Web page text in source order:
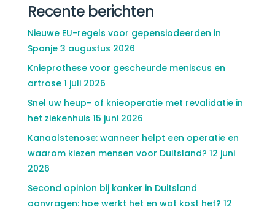
Recente berichten
Nieuwe EU-regels voor gepensiodeerden in
Spanje 3 augustus 2026
Knieprothese voor gescheurde meniscus en
artrose 1 juli 2026
Snel uw heup- of knieoperatie met revalidatie in
het ziekenhuis 15 juni 2026
Kanaalstenose: wanneer helpt een operatie en
waarom kiezen mensen voor Duitsland? 12 juni
2026
Second opinion bij kanker in Duitsland
aanvragen: hoe werkt het en wat kost het? 12